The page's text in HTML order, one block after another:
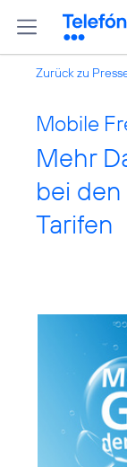
Zurück zu
Mobile
Mehr
bei
Tarifen